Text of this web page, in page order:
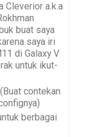
Cleverior a.k.a
buat saya
saya iri
di Galaxy V
untuk ikut-
contekan
berbagai